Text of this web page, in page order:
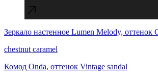
Соблюдаем сроки, необходимые для
Зеркало настенное Lumen Melody, оттенок
chestnut caramel
Комод Onda, оттенок Vintage sandal